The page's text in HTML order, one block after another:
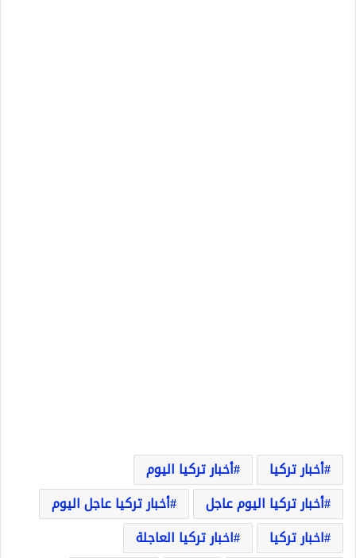
أخبار تركيا
أخبار تركيا اليوم
أخبار تركيا اليوم عاجل
أخبار تركيا عاجل اليوم
اخبار تركيا
اخبار تركيا العاجلة